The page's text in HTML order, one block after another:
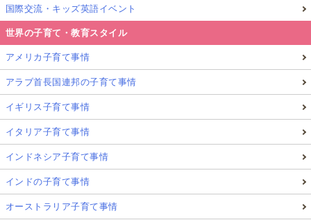
国際交流・キッズ英語イベント
世界の子育て・教育スタイル
アメリカ子育て事情
アラブ首長国連邦の子育て事情
イギリス子育て事情
イタリア子育て事情
インドネシア子育て事情
インドの子育て事情
オーストラリア子育て事情